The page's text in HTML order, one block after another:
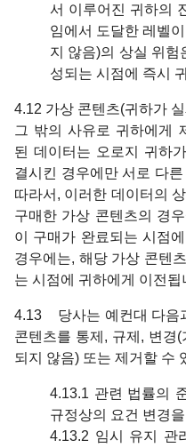
서 이루어진 귀하의
임에서 도달한 레벨
지 않음)의 상실 위험
성되는 시점에 즉시
4.12 가상 콘텐츠(귀하가
그 밖의 사유로 귀하에게
된 데이터는 오로지 귀하
결시킨 경우에만 서로 다
따라서, 이러한 데이터의
구매한 가상 콘텐츠의 경
이 구매가 완료되는 시점
경우에는, 해당 가상 콘텐
는 시점에 귀하에게 이전됩
4.13 당사는 예컨대 다음
콘텐츠를 통제, 규제, 변경
되지 않음) 또는 제거할 수
4.13.1 관련 법률의
규정상의 요건 변경
4.13.2 임시 유지 관